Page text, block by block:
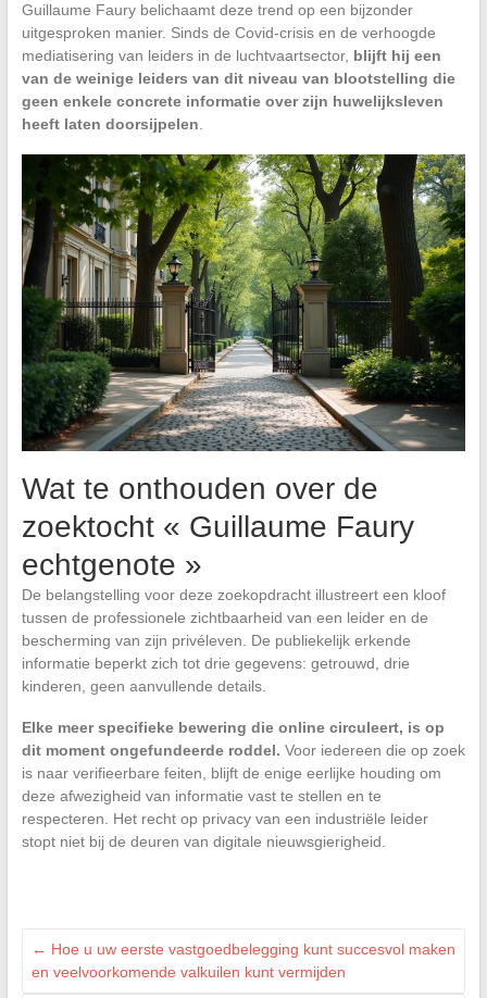
Guillaume Faury belichaamt deze trend op een bijzonder
uitgesproken manier. Sinds de Covid-crisis en de verhoogde
mediatisering van leiders in de luchtvaartsector, blijft hij een
van de weinige leiders van dit niveau van blootstelling die
geen enkele concrete informatie over zijn huwelijksleven
heeft laten doorsijpelen.
Wat te onthouden over de
zoektocht « Guillaume Faury
echtgenote »
De belangstelling voor deze zoekopdracht illustreert een kloof
tussen de professionele zichtbaarheid van een leider en de
bescherming van zijn privéleven. De publiekelijk erkende
informatie beperkt zich tot drie gegevens: getrouwd, drie
kinderen, geen aanvullende details.
Elke meer specifieke bewering die online circuleert, is op
dit moment ongefundeerde roddel. Voor iedereen die op zoek
is naar verifieerbare feiten, blijft de enige eerlijke houding om
deze afwezigheid van informatie vast te stellen en te
respecteren. Het recht op privacy van een industriële leider
stopt niet bij de deuren van digitale nieuwsgierigheid.
← Hoe u uw eerste vastgoedbelegging kunt succesvol maken
en veelvoorkomende valkuilen kunt vermijden